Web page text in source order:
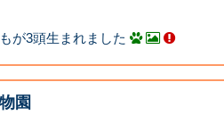
が3頭生まれました
園